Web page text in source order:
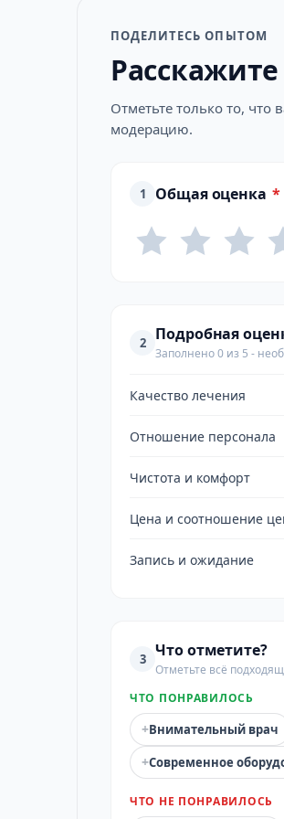
ПОДЕЛИТЕСЬ ОПЫТОМ
Отметьте только то,
модерацию.
1 Общая оценка *
2 Подробная
Заполнено 0 из 5 -
Качество лечения
Отношение персонала
Чистота и комфорт
Цена и соотношение
Запись и ожидание
3 Что отметите?
Отметьте всё
ЧТО ПОНРАВИЛОСЬ
+Внимательный врач
+Современное
ЧТО НЕ ПОНРАВИЛОСЬ